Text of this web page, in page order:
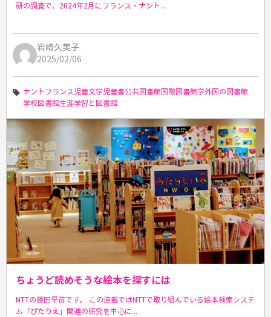
研の調査で、2024年2月にフランス・ナント...
岩崎久美子
2025/02/06
ナント フランス 児童文学児童書公共図書館国際図書館学外国の図書館
学校図書館生涯学習と図書館
ちょうど読めそうな絵本を探すには
NTTの藤田早苗です。 この連載ではNTTで取り組んでいる絵本検索システ
ム「ぴたりえ」関連の研究を中心に...